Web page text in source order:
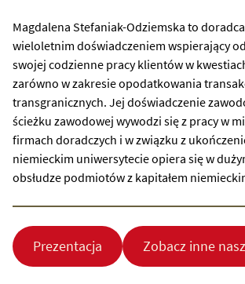
Magdalena Stefaniak-Odziemska to
wieloletnim doświadczeniem wspierający
swojej codzienne pracy klientów w
zarówno w zakresie opodatkowania
transgranicznych. Jej doświadczenie
ścieżku zawodowej wywodzi się z pracy w
firmach doradczych i w związku z
niemieckim uniwersytecie opiera się w
obsłudze podmiotów z kapitałem
Prezentacja Zobacz inne